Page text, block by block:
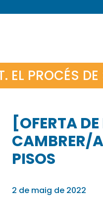
EL PROCÉS
[OFERTA
CAMBRER/
PISOS
2 de maig de 2022